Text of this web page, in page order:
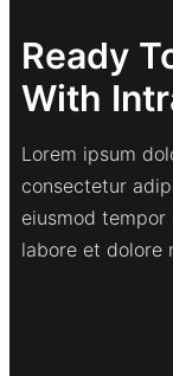
Ready
With
Lorem ipsum
consectetur
eiusmod
labore et dolore